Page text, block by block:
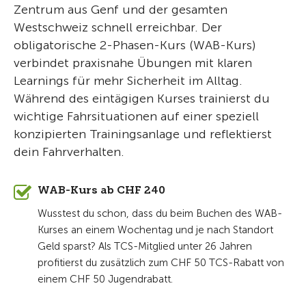
Zentrum aus Genf und der gesamten
Westschweiz schnell erreichbar. Der
obligatorische 2-Phasen-Kurs (WAB-Kurs)
verbindet praxisnahe Übungen mit klaren
Learnings für mehr Sicherheit im Alltag.
Während des eintägigen Kurses trainierst du
wichtige Fahrsituationen auf einer speziell
konzipierten Trainingsanlage und reflektierst
dein Fahrverhalten.
WAB-Kurs ab CHF 240
Wusstest du schon, dass du beim Buchen des WAB-
Kurses an einem Wochentag und je nach Standort
Geld sparst? Als TCS-Mitglied unter 26 Jahren
profitierst du zusätzlich zum CHF 50 TCS-Rabatt von
einem CHF 50 Jugendrabatt.